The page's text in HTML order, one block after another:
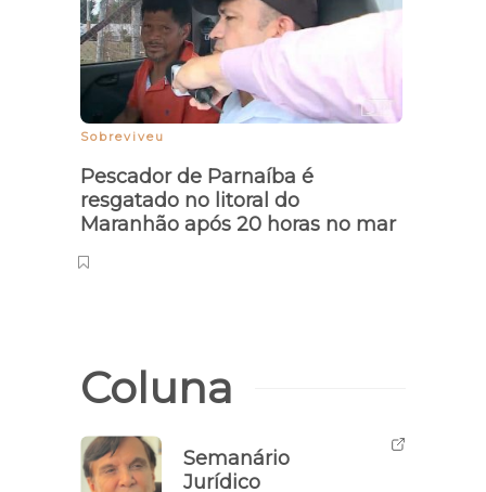
Sobreviveu
Pescador de Parnaíba é
resgatado no litoral do
Maranhão após 20 horas no mar
Coluna
Semanário
Jurídico